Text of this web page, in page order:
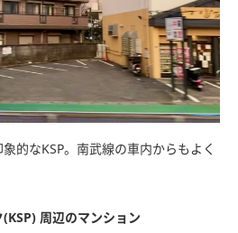
的なKSP。南武線の車内からもよく
周辺のマンション